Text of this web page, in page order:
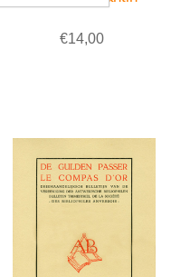
€14,00